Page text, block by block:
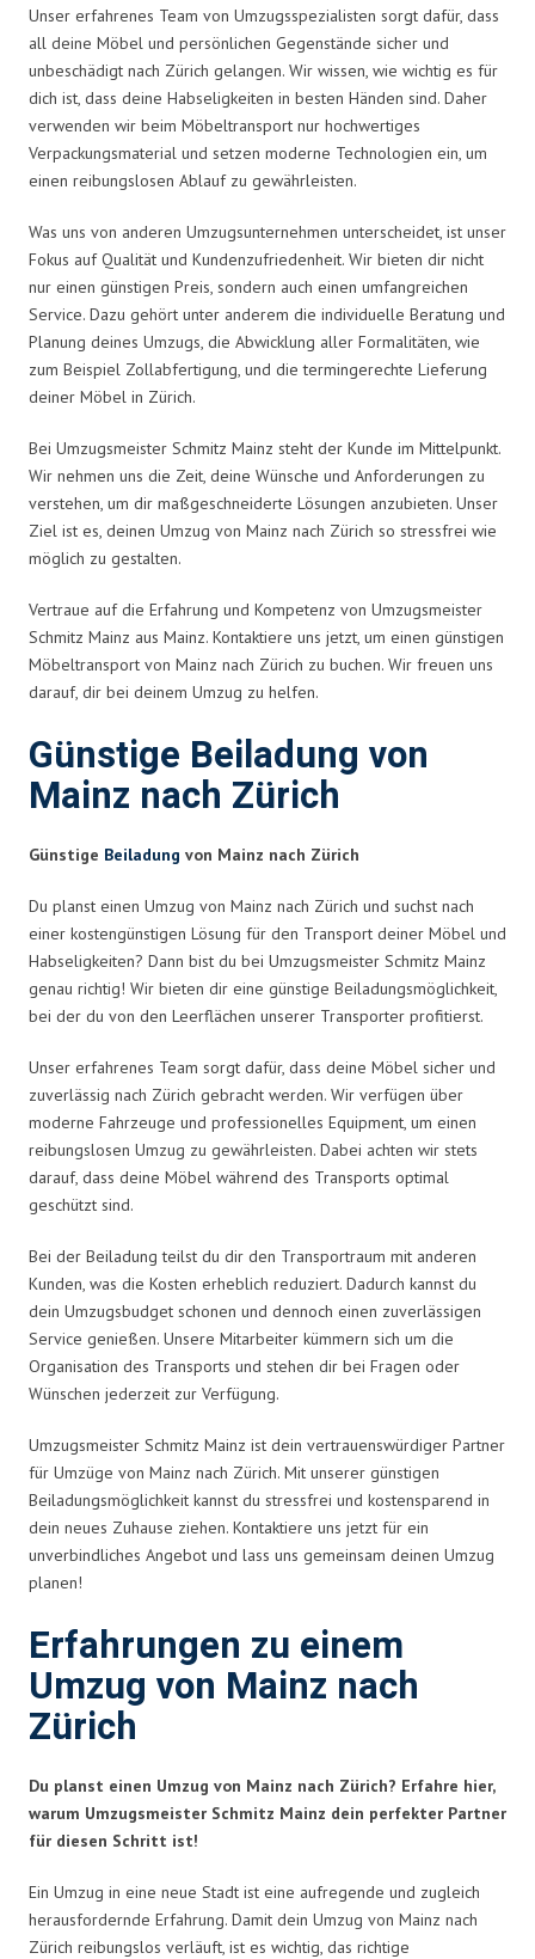
Unser erfahrenes Team von Umzugsspezialisten sorgt dafür, dass
all deine Möbel und persönlichen Gegenstände sicher und
unbeschädigt nach Zürich gelangen. Wir wissen, wie wichtig es für
dich ist, dass deine Habseligkeiten in besten Händen sind. Daher
verwenden wir beim Möbeltransport nur hochwertiges
Verpackungsmaterial und setzen moderne Technologien ein, um
einen reibungslosen Ablauf zu gewährleisten.
Was uns von anderen Umzugsunternehmen unterscheidet, ist unser
Fokus auf Qualität und Kundenzufriedenheit. Wir bieten dir nicht
nur einen günstigen Preis, sondern auch einen umfangreichen
Service. Dazu gehört unter anderem die individuelle Beratung und
Planung deines Umzugs, die Abwicklung aller Formalitäten, wie
zum Beispiel Zollabfertigung, und die termingerechte Lieferung
deiner Möbel in Zürich.
Bei Umzugsmeister Schmitz Mainz steht der Kunde im Mittelpunkt.
Wir nehmen uns die Zeit, deine Wünsche und Anforderungen zu
verstehen, um dir maßgeschneiderte Lösungen anzubieten. Unser
Ziel ist es, deinen Umzug von Mainz nach Zürich so stressfrei wie
möglich zu gestalten.
Vertraue auf die Erfahrung und Kompetenz von Umzugsmeister
Schmitz Mainz aus Mainz. Kontaktiere uns jetzt, um einen günstigen
Möbeltransport von Mainz nach Zürich zu buchen. Wir freuen uns
darauf, dir bei deinem Umzug zu helfen.
Günstige Beiladung von
Mainz nach Zürich
Günstige Beiladung von Mainz nach Zürich
Du planst einen Umzug von Mainz nach Zürich und suchst nach
einer kostengünstigen Lösung für den Transport deiner Möbel und
Habseligkeiten? Dann bist du bei Umzugsmeister Schmitz Mainz
genau richtig! Wir bieten dir eine günstige Beiladungsmöglichkeit,
bei der du von den Leerflächen unserer Transporter profitierst.
Unser erfahrenes Team sorgt dafür, dass deine Möbel sicher und
zuverlässig nach Zürich gebracht werden. Wir verfügen über
moderne Fahrzeuge und professionelles Equipment, um einen
reibungslosen Umzug zu gewährleisten. Dabei achten wir stets
darauf, dass deine Möbel während des Transports optimal
geschützt sind.
Bei der Beiladung teilst du dir den Transportraum mit anderen
Kunden, was die Kosten erheblich reduziert. Dadurch kannst du
dein Umzugsbudget schonen und dennoch einen zuverlässigen
Service genießen. Unsere Mitarbeiter kümmern sich um die
Organisation des Transports und stehen dir bei Fragen oder
Wünschen jederzeit zur Verfügung.
Umzugsmeister Schmitz Mainz ist dein vertrauenswürdiger Partner
für Umzüge von Mainz nach Zürich. Mit unserer günstigen
Beiladungsmöglichkeit kannst du stressfrei und kostensparend in
dein neues Zuhause ziehen. Kontaktiere uns jetzt für ein
unverbindliches Angebot und lass uns gemeinsam deinen Umzug
planen!
Erfahrungen zu einem
Umzug von Mainz nach
Zürich
Du planst einen Umzug von Mainz nach Zürich? Erfahre hier,
warum Umzugsmeister Schmitz Mainz dein perfekter Partner
für diesen Schritt ist!
Ein Umzug in eine neue Stadt ist eine aufregende und zugleich
herausfordernde Erfahrung. Damit dein Umzug von Mainz nach
Zürich reibungslos verläuft, ist es wichtig, das richtige